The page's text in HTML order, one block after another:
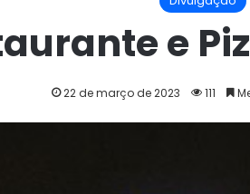
e
22 de março de 2023 111